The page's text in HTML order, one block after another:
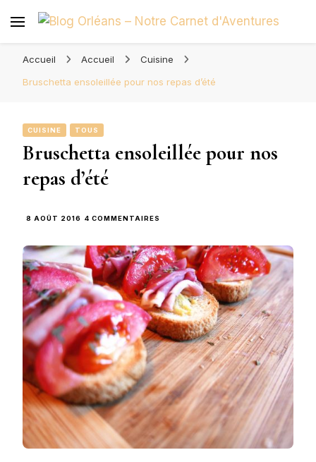
d'Aventures
Accueil Accueil
Cuisine
Bruschetta ensoleillée pour nos repas d’été
CUISINE TOUS
Bruschetta ensoleillée pour nos
repas d’été
8 AOÛT 2016 4 COMMENTAIRES
POUR
NOS
REPAS
D’ÉTÉ